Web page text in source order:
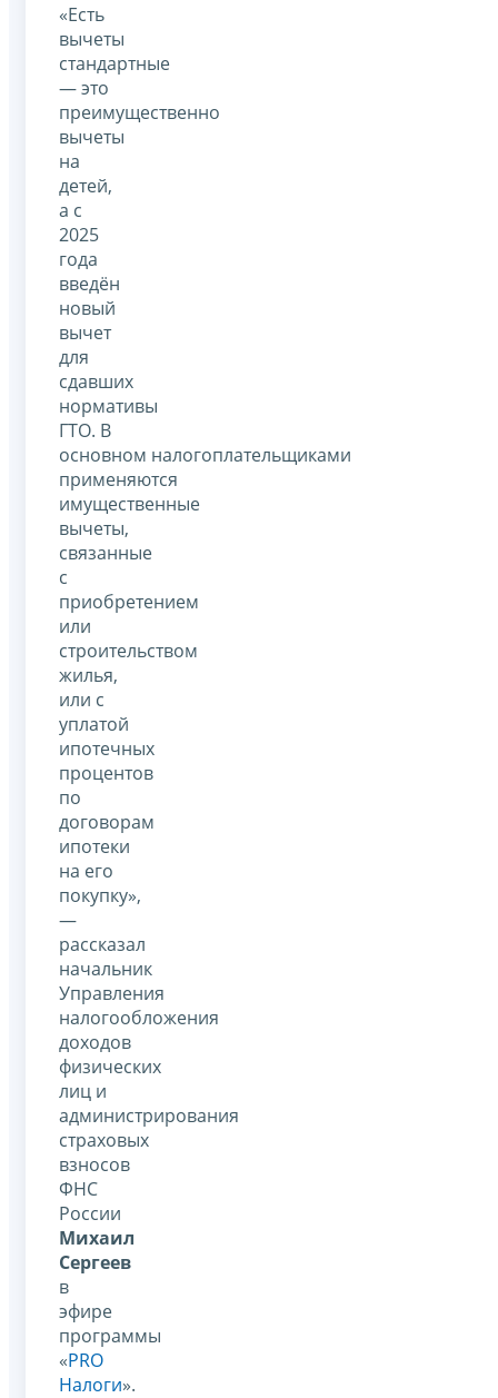
«Есть
вычеты
стандартные
— это
преимущественно
вычеты
на
детей,
а с
2025
года
введён
новый
вычет
для
сдавших
нормативы
ГТО. В
основном налогоплательщиками
применяются
имущественные
вычеты,
связанные
с
приобретением
или
строительством
жилья,
или с
уплатой
ипотечных
процентов
по
договорам
ипотеки
на его
покупку»,
—
рассказал
начальник
Управления
налогообложения
доходов
физических
лиц и
администрирования
страховых
взносов
ФНС
России
Михаил
Сергеев
в
эфире
программы
«PRO
Налоги».